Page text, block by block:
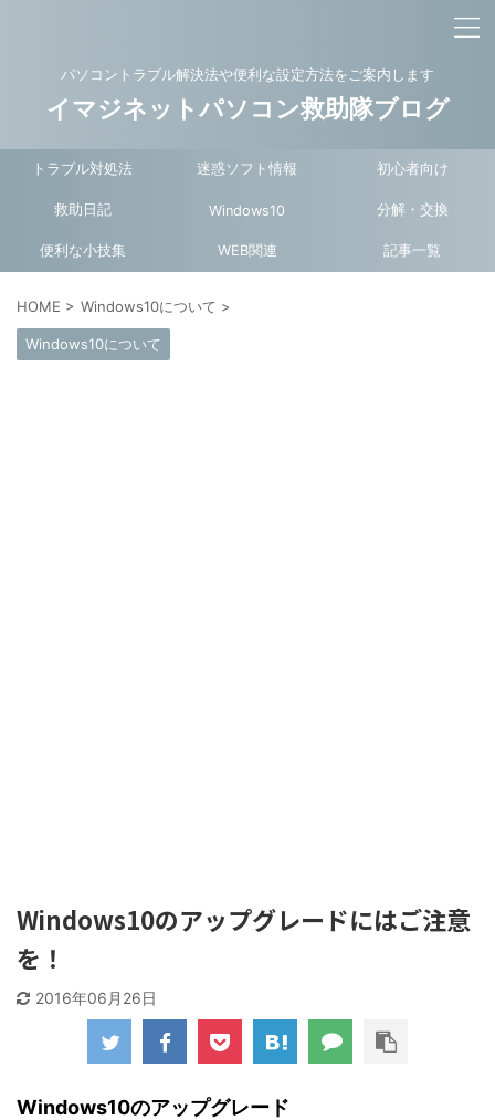
パソコントラブル解決法や便利な設定方法をご案内します
イマジネットパソコン救助隊ブログ
トラブル対処法 迷惑ソフト情報 初心者向け
救助日記 Windows10 分解・交換
便利な小技集 WEB関連 記事一覧
HOME > Windows10について >
Windows10について
Windows10のアップグレードにはご注意
を！
2016年06月26日
Windows10のアップグレード